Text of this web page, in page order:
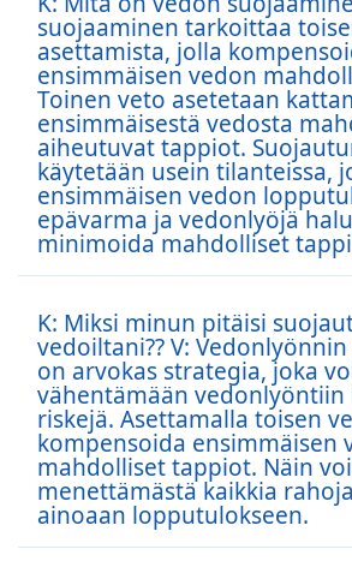
suojaaminen tarkoittaa
asettamista, jolla
ensimmäisen vedon
Toinen veto asetetaan
ensimmäisestä vedosta
aiheutuvat tappiot.
käytetään usein tilanteissa,
ensimmäisen vedon
epävarma ja vedonlyöjä
minimoida mahdolliset
K: Miksi minun pitäisi
vedoiltani?? V:
on arvokas strategia, joka
vähentämään vedonlyöntiin
riskejä. Asettamalla toisen
kompensoida ensimmäisen
mahdolliset tappiot. Näin
menettämästä kaikkia
ainoaan lopputulokseen.